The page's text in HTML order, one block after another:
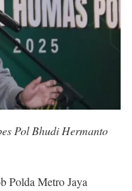
Pol Bhudi Hermanto
Polda Metro Jaya